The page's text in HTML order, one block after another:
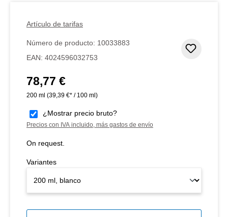
Artículo de tarifas
Número de producto: 10033883
EAN: 4024596032753
Precio normal:
78,77 €
200 ml (39,39 €* / 100 ml)
¿Mostrar precio bruto?
Precios con IVA incluido, más gastos de envío
On request.
Variantes